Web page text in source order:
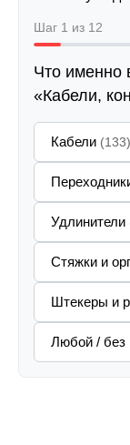
Шаг 1 из 12
Что именно
«Кабели,
Кабели (133)
Удлинители
Стяжки и
Штекеры и
Любой / без